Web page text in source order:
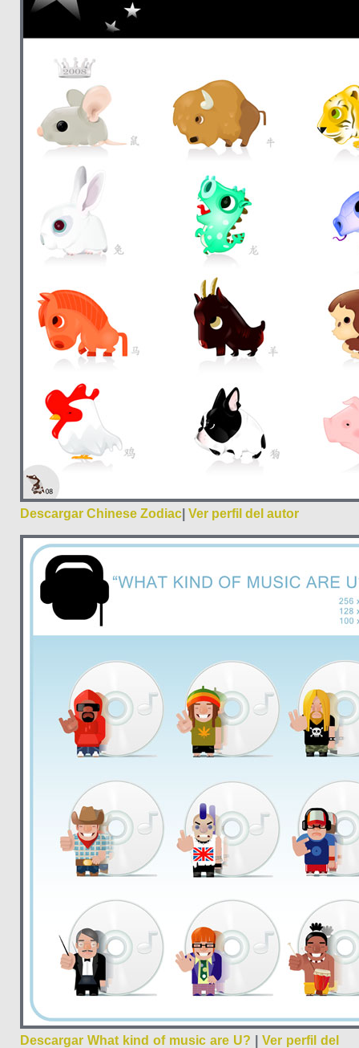
Descargar Chinese Zodiac Ver perfil del autor
Descargar What kind of music are U?
Ver perfil del